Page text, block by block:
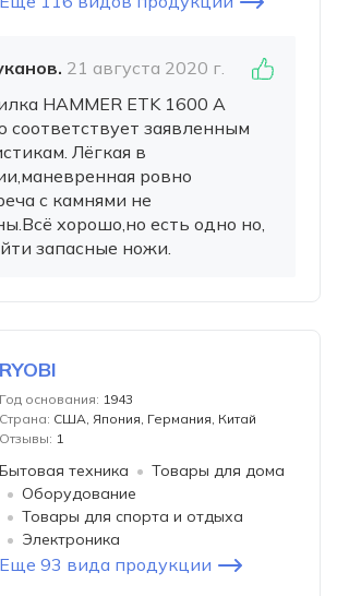
21 августа 2020 г.
HAMMER ETK 1600 A
соответствует заявленным
Лёгкая в
ровно
с камнями не
хорошо,но есть одно но,
запасные ножи.
RYOBI
Год основания: 1943
Страна: США, Япония, Германия, Китай
Отзывы: 1
Бытовая техника
Товары для дома
Оборудование
Товары для спорта и отдыха
Электроника
Еще 93 вида продукции